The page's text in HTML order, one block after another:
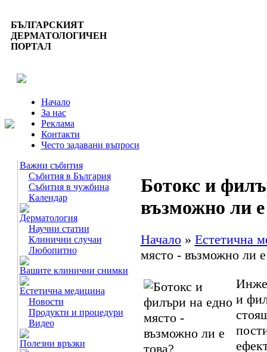
БЪЛГАРСКИЯТ
ДЕРМАТОЛОГИЧЕН
ПОРТАЛ
Начало
За нас
Реклама
Контакти
Често задавани въпроси
Важни събития
Събития в България
Събития в чужбина
Календар
Дерматология
Научни статии
Клинични случаи
Любопитно
Вашите клинични снимки
Естетична медицина
Новости
Продукти и процедури
Видео
Полезни връзки
Ботокс и
възможно ли е
Начало» Естетична
място - възможно ли е
и